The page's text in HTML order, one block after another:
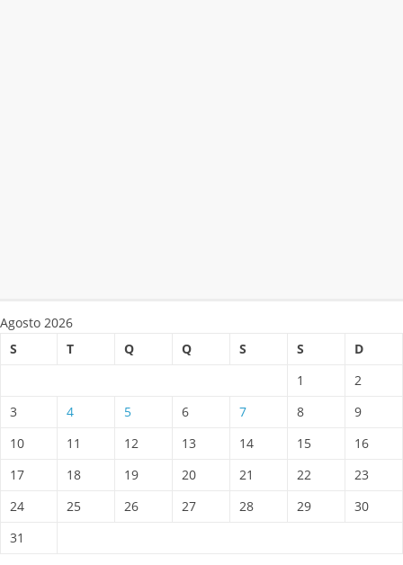
Agosto 2026
S
T Q Q S S
D
1
2
3
4 5 6 7 8
9
10
11 12 13 14 15
16
17
18 19 20 21 22
23
24
25 26 27 28 29
30
31